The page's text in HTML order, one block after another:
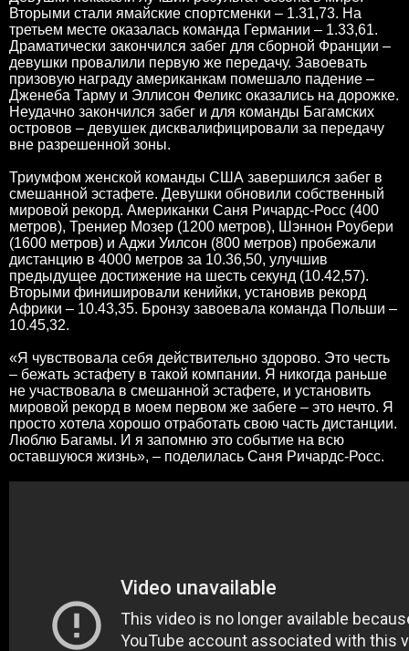
Вторыми стали ямайские спортсменки – 1.31,73. На
третьем месте оказалась команда Германии – 1.33,61.
Драматически закончился забег для сборной Франции –
девушки провалили первую же передачу. Завоевать
призовую награду американкам помешало падение –
Дженеба Тарму и Эллисон Феликс оказались на дорожке.
Неудачно закончился забег и для команды Багамских
островов – девушек дисквалифицировали за передачу
вне разрешенной зоны.
Триумфом женской команды США завершился забег в
смешанной эстафете. Девушки обновили собственный
мировой рекорд. Американки Саня Ричардс-Росс (400
метров), Трениер Мозер (1200 метров), Шэннон Роубери
(1600 метров) и Аджи Уилсон (800 метров) пробежали
дистанцию в 4000 метров за 10.36,50, улучшив
предыдущее достижение на шесть секунд (10.42,57).
Вторыми финишировали кенийки, установив рекорд
Африки – 10.43,35. Бронзу завоевала команда Польши –
10.45,32.
«Я чувствовала себя действительно здорово. Это честь
– бежать эстафету в такой компании. Я никогда раньше
не участвовала в смешанной эстафете, и установить
мировой рекорд в моем первом же забеге – это нечто. Я
просто хотела хорошо отработать свою часть дистанции.
Люблю Багамы. И я запомню это событие на всю
оставшуюся жизнь», – поделилась Саня Ричардс-Росс.